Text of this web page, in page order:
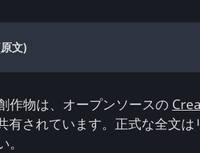
文)
作物は、オープンソースの
有されています。正式な全文